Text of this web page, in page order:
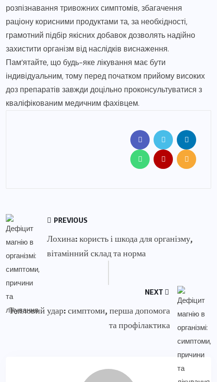
розпізнавання тривожних симптомів, збагачення
раціону корисними продуктами та, за необхідності,
грамотний підбір якісних добавок дозволять надійно
захистити організм від наслідків виснаження.
Пам’ятайте, що будь-яке лікування має бути
індивідуальним, тому перед початком прийому високих
доз препаратів завжди доцільно проконсультуватися з
кваліфікованим медичним фахівцем.
PREVIOUS
Лохина: користь і шкода для організму,
вітамінний склад та норма
NEXT
Тепловий удар: симптоми, перша допомога
та профілактика